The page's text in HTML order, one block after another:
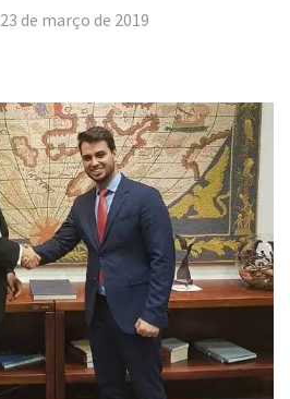
23 de março de 2019